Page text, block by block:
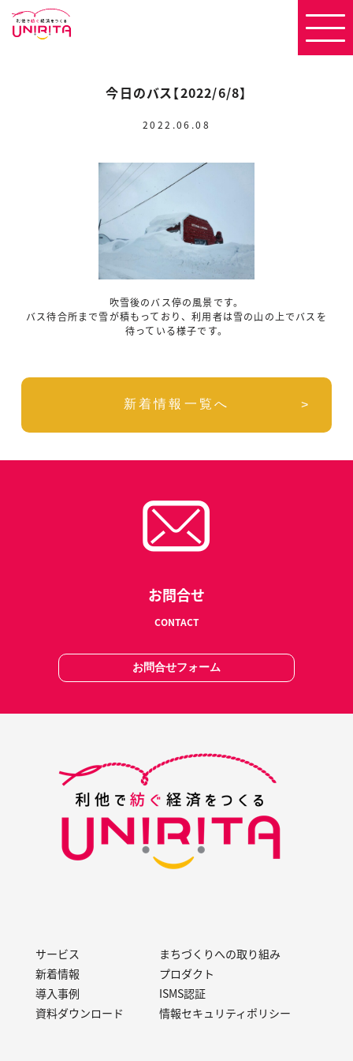
今日のバス【2022/6/8】
2022.06.08
吹雪後のバス停の風景です。
バス待合所まで雪が積もっており、利用者は雪の山の上でバスを
待っている様子です。
新着情報一覧へ
お問合せ
CONTACT
お問合せフォーム
サービス
まちづくりへの取り組み
新着情報
プロダクト
導入事例
ISMS認証
資料ダウンロード
情報セキュリティポリシー